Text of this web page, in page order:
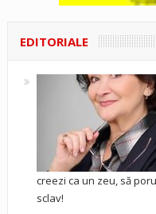
EDITORIALE
creezi ca un zeu, să
sclav!